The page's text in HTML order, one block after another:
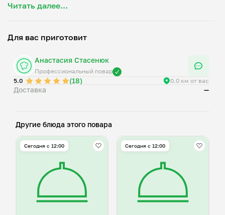
Читать далее...
Для вас приготовит
Анастасия Стасенюк
Профессиональный повар
5.0
(18) 0.0 км от вас
Доставка —
Другие блюда этого повара
Сегодня с 12:00 Сегодня с 12:00